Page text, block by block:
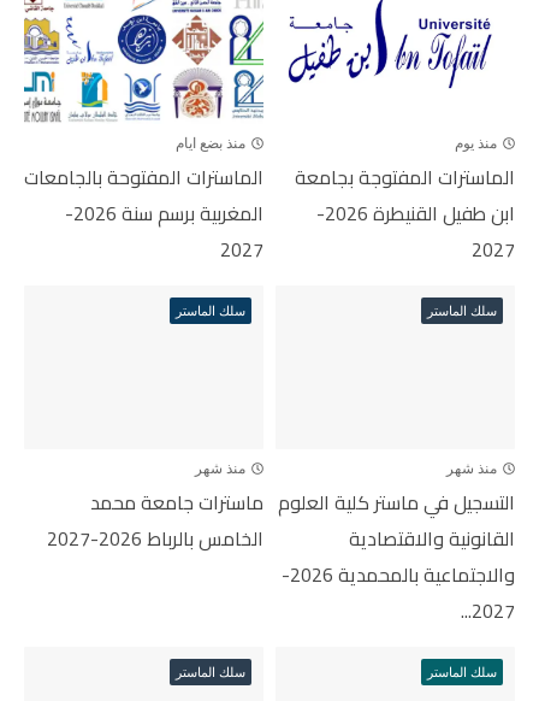
منذ يوم
الماسترات المفتوجة بجامعة
ابن طفيل القنيطرة 2026-
2027
منذ بضع ايام
الماسترات المفتوحة بالجامعات
المغربية برسم سنة 2026-
2027
سلك الماستر
منذ شهر
التسجيل في ماستر كلية العلوم
القانونية والاقتصادية
والاجتماعية بالمحمدية 2026-
2027...
سلك الماستر
منذ شهر
ماسترات جامعة محمد
الخامس بالرباط 2026-2027
سلك الماستر سلك الماستر